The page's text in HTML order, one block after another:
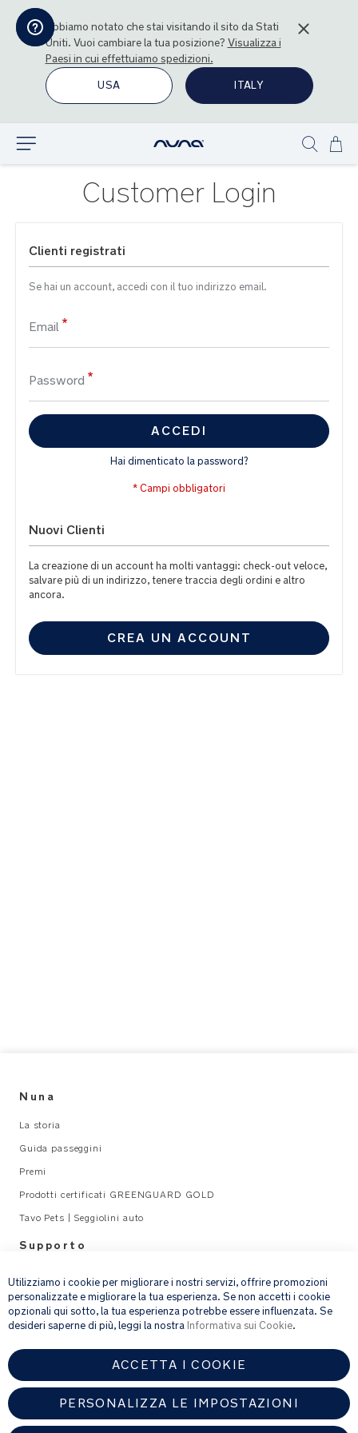
Abbiamo notato che stai visitando il sito daStati
Uniti. Vuoi cambiare la tua posizione? Visualizza i
Paesi in cui effettuiamo spedizioni.
USA
ITALY
Customer Login
Clienti registrati
Se hai un account, accedi con il tuo indirizzo email.
Email
Password
ACCEDI
Hai dimenticato la password?
Nuovi Clienti
La creazione di un account ha molti vantaggi: check-out veloce,
salvare più di un indirizzo, tenere traccia degli ordini e altro
ancora.
CREA UN ACCOUNT
Nuna
La storia
Guida passeggini
Premi
Prodotti certificati GREENGUARD GOLD
Tavo Pets | Seggiolini auto
Supporto
email address ISCRIVITI
Fornendo l’indirizzo e-mail, acconsenti a ricevere via e-mail la nostra
newsletter e le informazioni su prodotti e offerte che potrebbero
interessarti.
Per ulteriori dettagli sul trattamento dei dati personali, consulta la
nostrainformativa sulla privacy.
Utilizziamo i cookie per migliorare i nostri servizi, offrire promozioni
personalizzate e migliorare la tua esperienza. Se non accetti i cookie
opzionali qui sotto, la tua esperienza potrebbe essere influenzata. Se
desideri saperne di più, leggi la nostra Informativa sui Cookie.
ACCETTA I COOKIE
PERSONALIZZA LE IMPOSTAZIONI